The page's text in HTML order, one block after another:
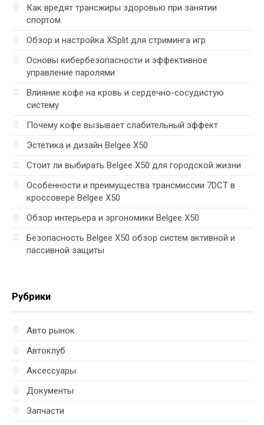
Как вредят трансжиры здоровью при занятии
спортом
Обзор и настройка XSplit для стриминга игр
Основы кибербезопасности и эффективное
управление паролями
Влияние кофе на кровь и сердечно-сосудистую
систему
Почему кофе вызывает слабительный эффект
Эстетика и дизайн Belgee X50
Стоит ли выбирать Belgee X50 для городской жизни
Особенности и преимущества трансмиссии 7DCT в
кроссовере Belgee X50
Обзор интерьера и эргономики Belgee X50
Безопасность Belgee X50 обзор систем активной и
пассивной защиты
Рубрики
Авто рынок
Автоклуб
Аксессуары
Документы
Запчасти